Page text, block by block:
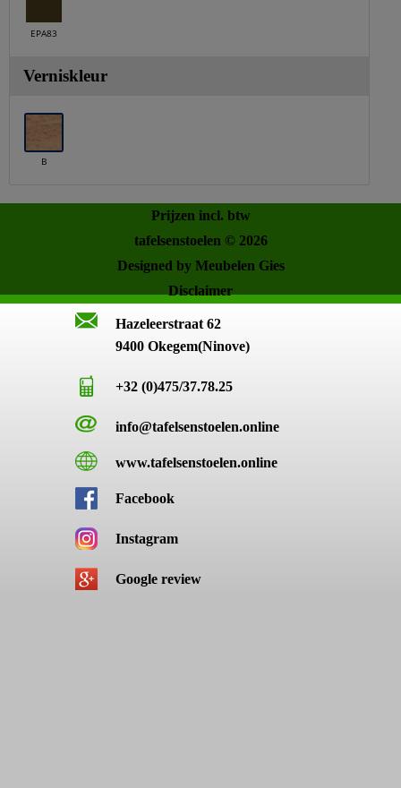
EPA83
Verniskleur
B
Prijzen incl. btw
tafelsenstoelen © 2026
Designed by Meubelen Gies
Disclaimer
Hazeleerstraat 62
9400 Okegem(Ninove)
+32 (0)475/37.78.25
info@tafelsenstoelen.online
www.tafelsenstoelen.online
Facebook
Instagram
Google review